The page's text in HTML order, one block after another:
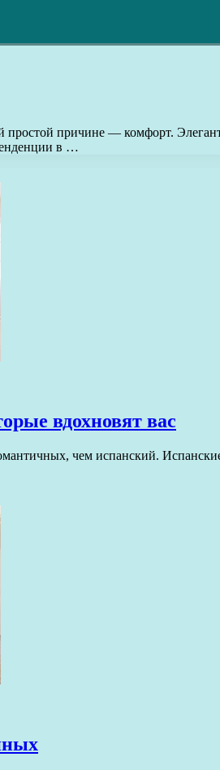
причине — комфорт.
в …
вдохновят вас
чем испанский.